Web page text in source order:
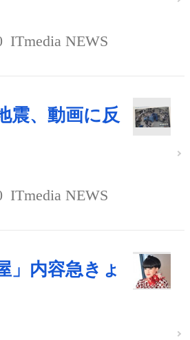
ITmedia NEWS
震、動画に反
ITmedia NEWS
」内容急きょ